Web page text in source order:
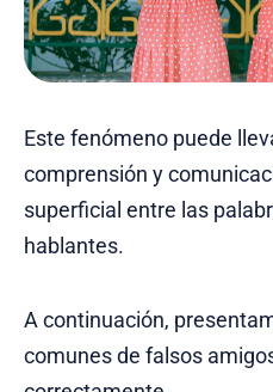
Este fenómeno puede
comprensión y
superficial entre las
hablantes.
A continuación,
comunes de falsos